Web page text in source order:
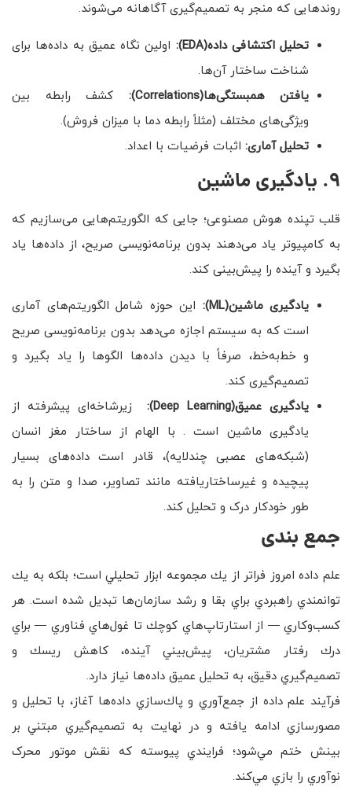
روندهایی که منجر به تصمیم‌گیری آگاهانه می‌شوند.
تحلیل اکتشافی داده(EDA)
: اولین نگاه عمیق به داده‌ها برای
شناخت ساختار آن‌ها.
یافتن همبستگی‌ها(Correlations)
: کشف رابطه بین
ویژگی‌های مختلف (مثلاً رابطه دما با میزان فروش).
تحلیل آماری: اثبات فرضیات با اعداد.
9. یادگیری ماشین
قلب تپنده هوش مصنوعی؛ جایی که الگوریتم‌هایی می‌سازیم که
به کامپیوتر یاد می‌دهند بدون برنامه‌نویسی صریح، از داده‌ها یاد
بگیرد و آینده را پیش‌بینی کند.
یادگیری ماشین(ML)
: این حوزه شامل الگوریتم‌های آماری
است که به سیستم اجازه می‌دهد بدون برنامه‌نویسی صریح
و خط‌به‌خط، صرفاً با دیدن داده‌ها الگوها را یاد بگیرد و
تصمیم‌گیری کند.
یادگیری عمیق(Deep Learning):
زیرشاخه‌ای پیشرفته از
یادگیری ماشین است . با الهام از ساختار مغز انسان
(شبکه‌های عصبی چندلایه)، قادر است داده‌های بسیار
پیچیده و غیرساختاریافته مانند تصاویر، صدا و متن را به
طور خودکار درک و تحلیل کند.
جمع بندی
علم داده امروز فراتر از يك مجموعه ابزار تحليلي است؛ بلکه به يك
توانمندي راهبردي براي بقا و رشد سازمان‌ها تبديل شده است. هر
كسب‌وكاري — از استارتاپ‌هاي كوچك تا غول‌هاي فناوري — براي
درك رفتار مشتريان، پيش‌بيني آينده، كاهش ريسك و
تصميم‌گيري دقيق، به تحليل عميق داده‌ها نياز دارد.
فرآيند علم داده از جمع‌آوري و پاك‌سازي داده‌ها آغاز، با تحليل و
مصورسازي ادامه يافته و در نهايت به تصميم‌گيري مبتني بر
بينش ختم مي‌شود؛ فرايندي پيوسته كه نقش موتور محرک
نوآوري را بازي مي‌كند.